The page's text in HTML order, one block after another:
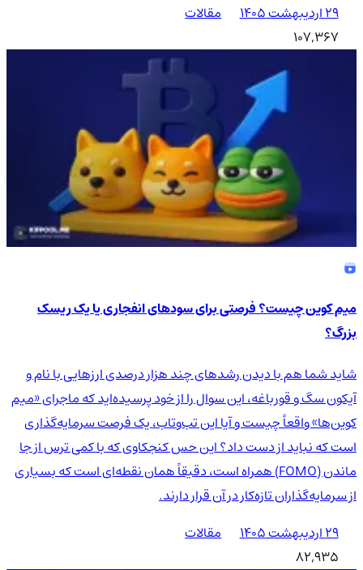
۲۹ اردیبهشت ۱۴۰۵
مقالات
107,367
میم کوین چیست؟ فرصتی برای سودهای انفجاری یا یک ریسک
بزرگ؟
شاید شما هم با دیدن رشدهای چند هزار درصدی ارزهایی با نام و
آیکون سگ و قورباغه، این سوال را از خود پرسیده‌اید که ماجرای «میم
کوین‌ها» واقعاً چیست و آیا این تب‌وتاب، یک فرصت سرمایه‌گذاری
است که نباید از دست داد؟ این حس کنجکاوی که با کمی ترس از جا
ماندن (FOMO) همراه است، دقیقاً همان نقطه‌ای است که بسیاری
از سرمایه‌گذاران تازه‌کار در آن قرار دارند.
۲۹ اردیبهشت ۱۴۰۵
مقالات
82,935